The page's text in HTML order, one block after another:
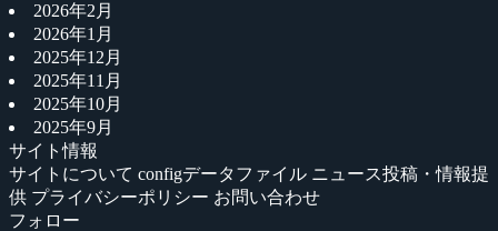
2026年2月
2026年1月
2025年12月
2025年11月
2025年10月
2025年9月
サイト情報
サイトについて configデータファイル ニュース投稿・情報提
供 プライバシーポリシー お問い合わせ
フォロー